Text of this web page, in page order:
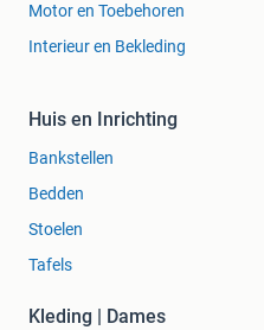
Motor en Toebehoren
Interieur en Bekleding
Huis en Inrichting
Bankstellen
Bedden
Stoelen
Tafels
Kleding | Dames